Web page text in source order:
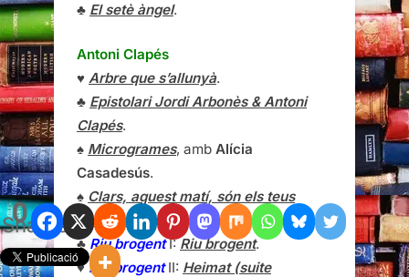
0
Shares
♣ El setè àngel.
Antoni Clapés
♥ Arbre que s’allunyà.
♣ Epistolari Jordi Arbonès & Antoni
Clapés.
♠ Microgrames, amb Alícia
Casadesús.
♠ Clars, aquest matí, són els teus
records
♣ Riu brogentI:Riu brogent.
♥Riu brogentII: Heimat (suite